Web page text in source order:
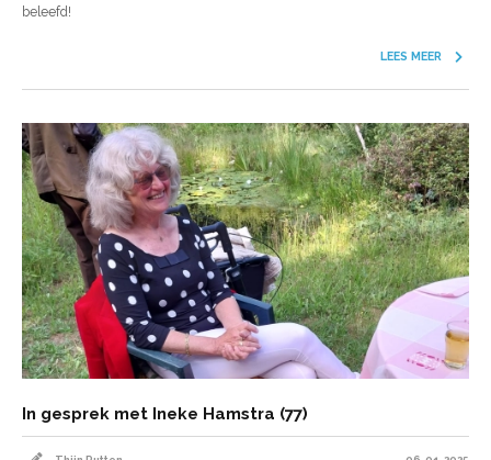
beleefd!
LEES MEER
In gesprek met Ineke Hamstra (77)